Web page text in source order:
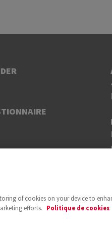
of cookies on your device to
efforts.
Politique de cookies